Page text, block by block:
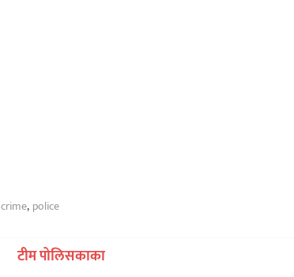
crime, police
टीम पोलिसकाका